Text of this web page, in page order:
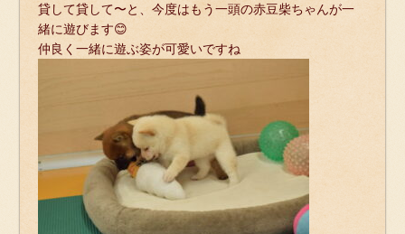
貸して貸して〜と、今度はもう一頭の赤豆柴ちゃんが一
緒に遊びます😊
仲良く一緒に遊ぶ姿が可愛いですね